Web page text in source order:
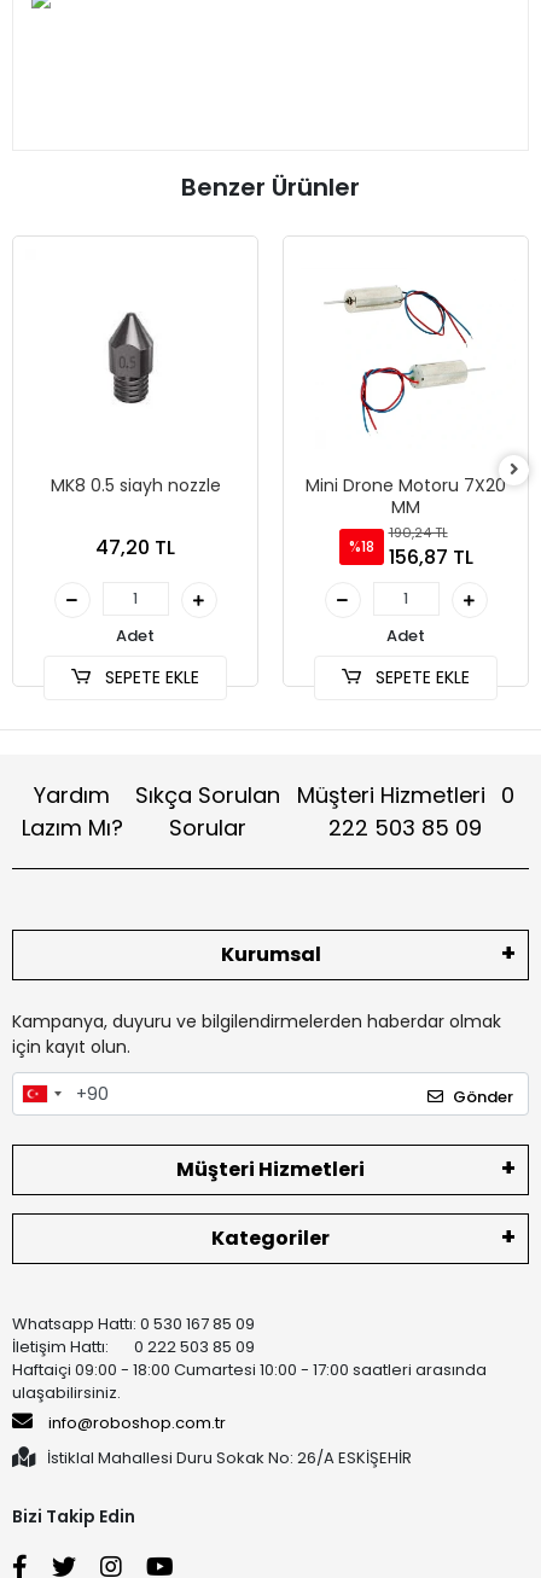
Benzer Ürünler
MK8 0.5 siayh nozzle
47,20 TL
Adet
SEPETE EKLE
Mini Drone Motoru 7X20
MM
%18
190,24 TL
156,87 TL
Adet
SEPETE EKLE
Yardım
Lazım Mı?
Sıkça Sorulan
Sorular
Müşteri Hizmetleri 0
222 503 85 09
Kurumsal
Kampanya, duyuru ve bilgilendirmelerden haberdar olmak
için kayıt olun.
Gönder
Müşteri Hizmetleri
Kategoriler
Whatsapp Hattı: 0 530 167 85 09
İletişim Hattı: 0 222 503 85 09
Haftaiçi 09:00 - 18:00 Cumartesi 10:00 - 17:00 saatleri arasında
ulaşabilirsiniz.
info@roboshop.com.tr
İstiklal Mahallesi Duru Sokak No: 26/A ESKİŞEHİR
Bizi Takip Edin